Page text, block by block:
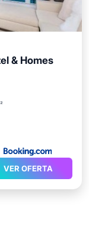
& Homes
VER OFERTA